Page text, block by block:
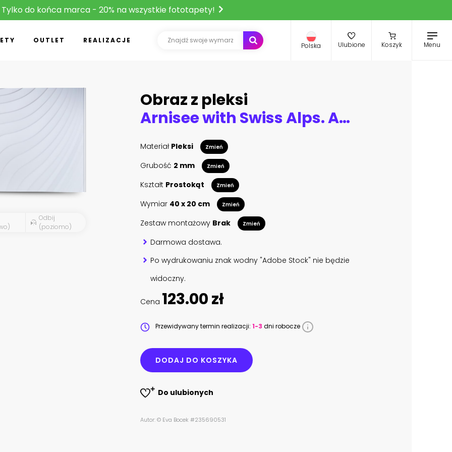
Tylko do końca marca - 20% na wszystkie fototapety!
OUTLET REALIZACJE
Polska Ulubione Koszyk Menu
Odbij
(poziomo)
Obraz z pleksi
Arnisee with Swiss Alps. Arnisee is a reservoir in the Canton of Uri, Switzerland, Europe
Materiał Pleksi Zmień
Grubość 2 mm Zmień
Kształt Prostokąt Zmień
Wymiar 40 x 20 cm Zmień
Zestaw montażowy Brak Zmień
Darmowa dostawa.
Po wydrukowaniu znak wodny "Adobe Stock" nie będzie
widoczny.
Cena 123.00 zł
Przewidywany termin realizacji: 1-3 dni robocze
DODAJ DO KOSZYKA
Do ulubionych
Autor: © Eva Bocek #235690531